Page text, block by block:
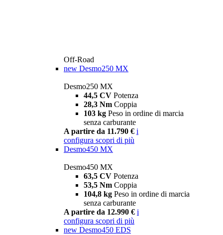
Off-Road
new Desmo250 MX
Desmo250 MX
44,5 CV Potenza
28,3 Nm Coppia
103 kg Peso in ordine di marcia
senza carburante
A partire da 11.790 € i
configura scopri di più
Desmo450 MX
Desmo450 MX
63,5 CV Potenza
53,5 Nm Coppia
104,8 kg Peso in ordine di marcia
senza carburante
A partire da 12.990 € i
configura scopri di più
new Desmo450 EDS